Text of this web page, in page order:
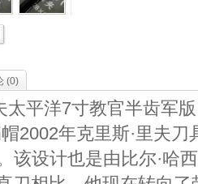
(0)
平洋7寸教官半齿军
2002年克里斯·里夫刀
。该设计也是由比尔·哈